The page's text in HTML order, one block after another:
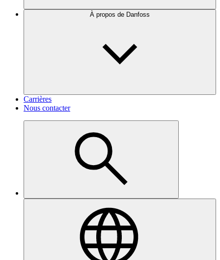
À propos de Danfoss
Carrières
Nous contacter